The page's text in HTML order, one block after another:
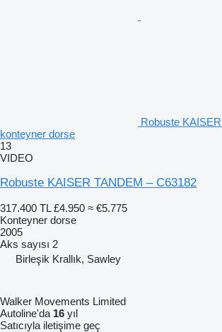
Robuste
konteyner dorse
13
VIDEO
Robuste KAISER TANDEM – C63182
317.400 TL £4.950 ≈ €5.775
Konteyner dorse
2005
Aks sayısı 2
Birleşik Krallık, Sawley
Walker Movements Limited
Autoline'da 16 yıl
Satıcıyla iletişime geç